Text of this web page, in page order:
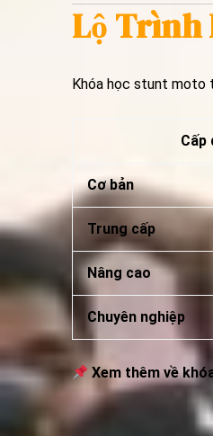
Lộ Trình
Khóa học stunt moto
Cấp
Cơ bản
Trung cấp
Nâng cao
Chuyên nghiệp
Xem thêm về